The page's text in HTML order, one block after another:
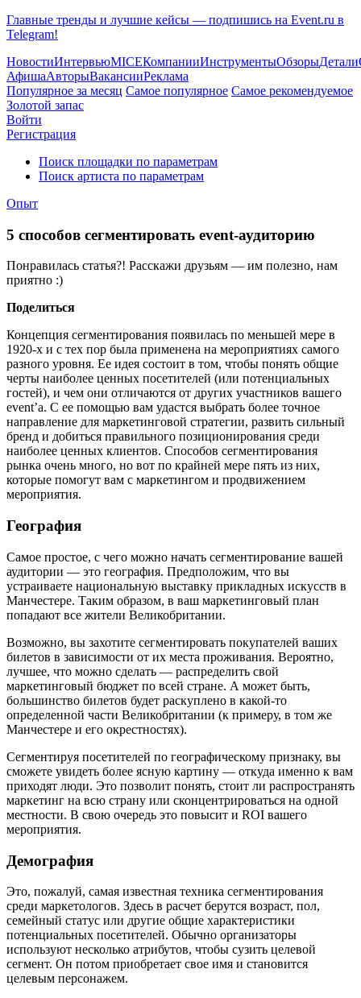
Главные тренды и лучшие кейсы — подпишись на Event.ru в
Telegram!
НовостиИнтервьюMICEКомпанииИнструментыОбзорыДетали
АфишаАвторыВакансииРеклама
Популярное за месяц Самое популярное Самое рекомендуемое
Золотой запас
Войти
Регистрация
Поиск площадки по параметрам
Поиск артиста по параметрам
Опыт
5 способов сегментировать event-аудиторию
Понравилась статья?! Расскажи друзьям — им полезно, нам
приятно :)
Поделиться
Концепция сегментирования появилась по меньшей мере в
1920-х и с тех пор была применена на мероприятиях самого
разного уровня. Ее идея состоит в том, чтобы понять общие
черты наиболее ценных посетителей (или потенциальных
гостей), и чем они отличаются от других участников вашего
event’а. С ее помощью вам удастся выбрать более точное
направление для маркетинговой стратегии, развить сильный
бренд и добиться правильного позиционирования среди
наиболее ценных клиентов. Способов сегментирования
рынка очень много, но вот по крайней мере пять из них,
которые помогут вам с маркетингом и продвижением
мероприятия.
География
Самое простое, с чего можно начать сегментирование вашей
аудитории — это география. Предположим, что вы
устраиваете национальную выставку прикладных искусств в
Манчестере. Таким образом, в ваш маркетинговый план
попадают все жители Великобритании.
Возможно, вы захотите сегментировать покупателей ваших
билетов в зависимости от их места проживания. Вероятно,
лучшее, что можно сделать — распределить свой
маркетинговый бюджет по всей стране. А может быть,
большинство билетов будет раскуплено в какой-то
определенной части Великобритании (к примеру, в том же
Манчестере и его окрестностях).
Сегментируя посетителей по географическому признаку, вы
сможете увидеть более ясную картину — откуда именно к вам
приходят люди. Это позволит понять, стоит ли распространять
маркетинг на всю страну или сконцентрироваться на одной
местности. В свою очередь это повысит и ROI вашего
мероприятия.
Демография
Это, пожалуй, самая известная техника сегментирования
среди маркетологов. Здесь в расчет берутся возраст, пол,
семейный статус или другие общие характеристики
потенциальных посетителей. Обычно организаторы
используют несколько атрибутов, чтобы сузить целевой
сегмент. Он потом приобретает свое имя и становится
целевым персонажем.